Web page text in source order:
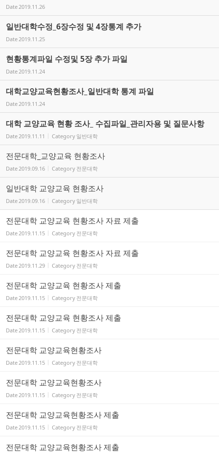
Date2019.11.26
일반대학수정_6장수정 및 4장통계 추가
Date2019.11.25
현황통계파일 수정및 5장 추가 파일
Date2019.11.24
대학교양교육현황조사_일반대학 통계 파일
Date2019.11.24
대학 교양교육 현황 조사_ 수집파일_관리자용 및 질문사항
Date2019.11.11 Category 일반대학
전문대학_교양교육 현황조사
Date2019.09.16 Category 전문대학
일반대학 교양교육 현황조사
Date2019.09.16 Category 일반대학
전문대학 교양교육 현황조사 자료 제출
Date2019.11.15 Category 전문대학
전문대학 교양교육 현황조사 자료 제출
Date2019.11.29 Category 전문대학
전문대학 교양교육 현황조사 제출
Date2019.11.15 Category 전문대학
전문대학 교양교육 현황조사 제출
Date2019.11.15 Category 전문대학
전문대학 교양교육현황조사
Date2019.11.15 Category 전문대학
전문대학 교양교육현황조사
Date2019.11.15 Category 전문대학
전문대학 교양교육현황조사 제출
Date2019.11.15 Category 전문대학
전문대학 교양교육현황조사 제출